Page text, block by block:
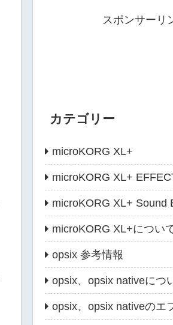
スポンサーリ
カテゴリー
microKORG XL+
microKORG XL+
microKORG XL+ Sound
microKORG XL+につい
opsix 参考情報
opsix、opsix nativeにつ
opsix、opsix nativeのエ